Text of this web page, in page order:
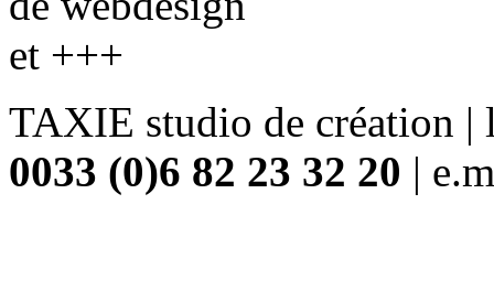
et +++
TAXIE studio de création |
0033 (0)6 82 23 32 20 |